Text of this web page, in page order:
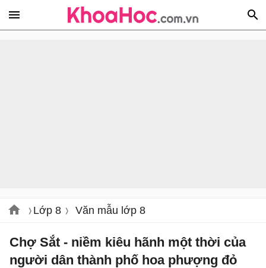
Lớp 8 Văn mẫu lớp 8
Chợ Sắt - niềm kiêu hãnh một thời của
người dân thành phố hoa phượng đỏ